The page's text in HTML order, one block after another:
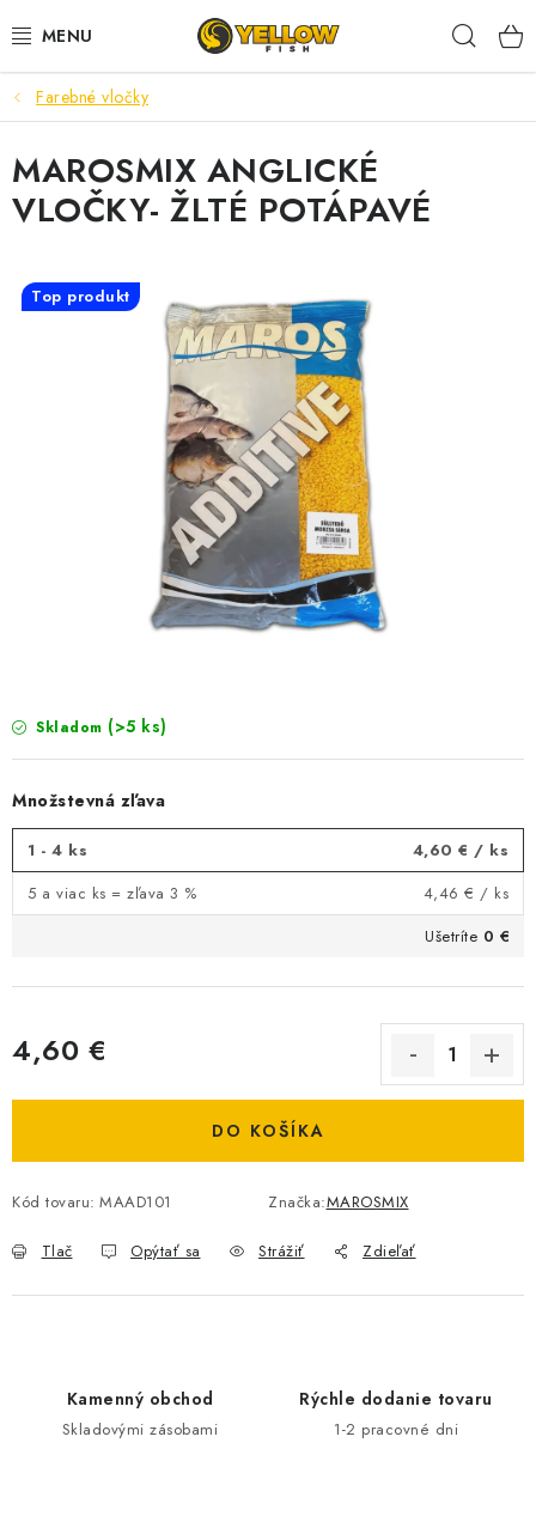
na
NOVINKY 2026
LETNÉ ZĽAVY
HALDORADO
PRÚTY
KRMIVÁ,NÁSTRAHY
BIŽUTERIA-DOPLNKY
TAŠKY A PÚZDRA
NA STUDENÚ VODU
OBCHODNÉ PODMIENKY
MOJA OBJEDNÁVKA
KONTAKTY
DOPRAVA
VŠEOBECNÉ NARIADENIE O BEZPEČNOSTI
ZNAČKY
Farebné vločky
Skladom (>5 ks)
Množstevná zľava
1 - 4 ks 4,60 € / ks
5 a viac ks = zľava 3 %
4,46 € / ks
Ušetríte 0 €
4,60 €
DO KOŠÍKA
Kód tovaru: MAAD101 Značka:MAROSMIX
Tlač Opýtať sa Strážiť Zdieľať
MAROSMIX ANGLICKÉ
VLOČKY- ŽLTÉ POTÁPAVÉ
Top produkt
Kamenný obchod
Skladovými zásobami
Rýchle dodanie tovaru
1-2 pracovné dni